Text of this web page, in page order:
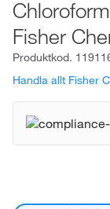
Fisher
Produktkod.
Handla allt Fisher